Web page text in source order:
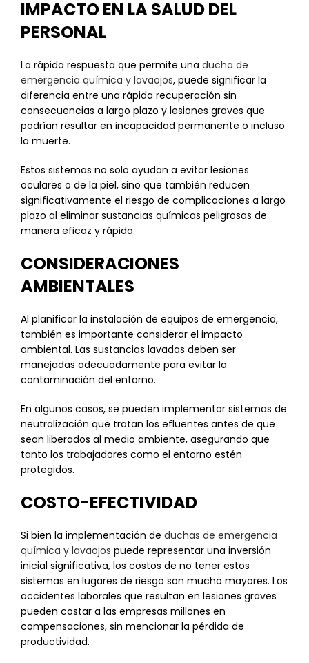
IMPACTO EN LA SALUD DEL
PERSONAL
La rápida respuesta que permite una ducha de
emergencia química y lavaojos, puede significar la
diferencia entre una rápida recuperación sin
consecuencias a largo plazo y lesiones graves que
podrían resultar en incapacidad permanente o incluso
la muerte.
Estos sistemas no solo ayudan a evitar lesiones
oculares o de la piel, sino que también reducen
significativamente el riesgo de complicaciones a largo
plazo al eliminar sustancias químicas peligrosas de
manera eficaz y rápida.
CONSIDERACIONES
AMBIENTALES
Al planificar la instalación de equipos de emergencia,
también es importante considerar el impacto
ambiental. Las sustancias lavadas deben ser
manejadas adecuadamente para evitar la
contaminación del entorno.
En algunos casos, se pueden implementar sistemas de
neutralización que tratan los efluentes antes de que
sean liberados al medio ambiente, asegurando que
tanto los trabajadores como el entorno estén
protegidos.
COSTO-EFECTIVIDAD
Si bien la implementación de duchas de emergencia
química y lavaojos puede representar una inversión
inicial significativa, los costos de no tener estos
sistemas en lugares de riesgo son mucho mayores. Los
accidentes laborales que resultan en lesiones graves
pueden costar a las empresas millones en
compensaciones, sin mencionar la pérdida de
productividad.